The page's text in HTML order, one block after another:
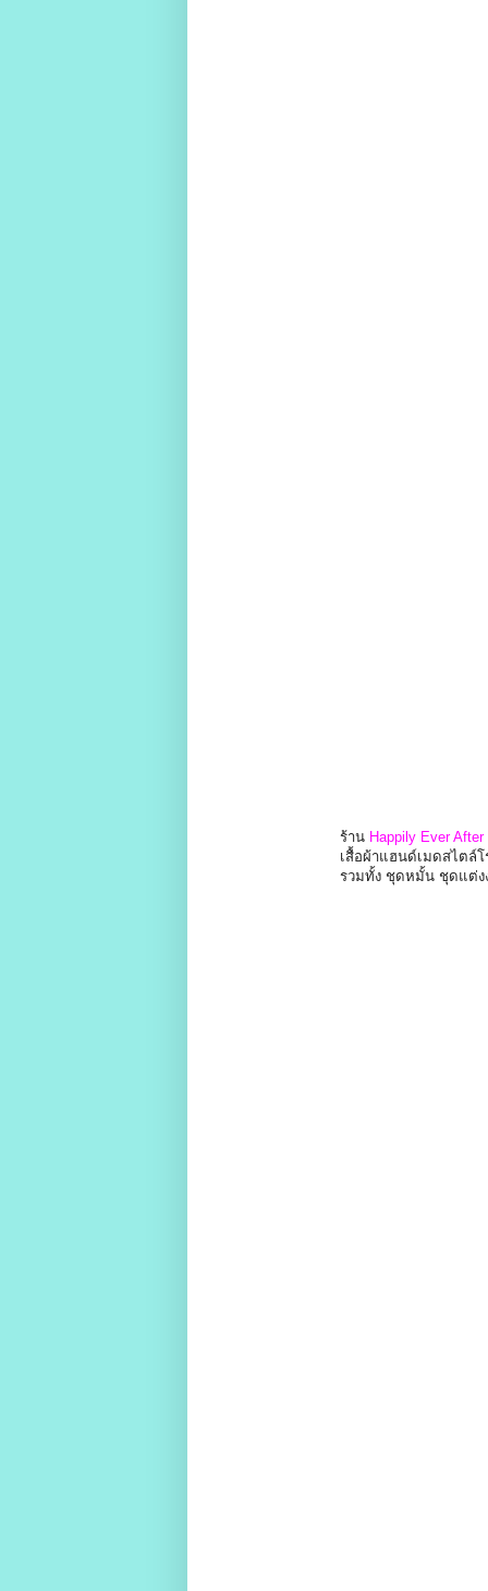
ร้าน Happily Ever After
เสื้อผ้าแฮนด์เมดสไตล์โรแมนติ
รวมทั้ง ชุดหมั้น ชุดแต่งง